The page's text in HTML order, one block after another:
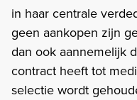
in haar centrale
geen aankopen zijn
dan ook aannemelijk
contract heeft tot
selectie wordt